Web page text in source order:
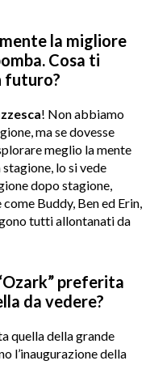
la migliore
Cosa ti
futuro?
! Non abbiamo
ma se dovesse
meglio la mente
lo si vede
dopo stagione,
Buddy, Ben ed Erin,
tutti allontanati da
preferita
da vedere?
quella della grande
l’inaugurazione della